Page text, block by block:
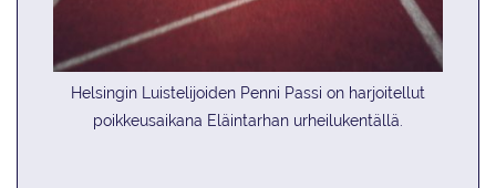
Helsingin Luistelijoiden Penni Passi on harjoitellut
poikkeusaikana Eläintarhan urheilukentällä.